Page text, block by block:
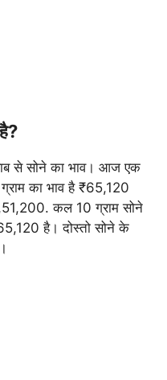
से सोने का भाव। आज एक
का भाव है ₹65,120
कल 10 ग्राम सोने
है। दोस्तो सोने के